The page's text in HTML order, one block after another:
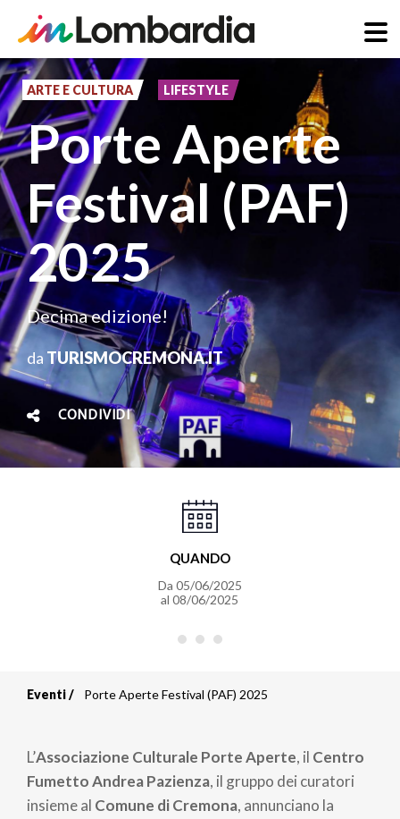
Salta
al
contenuto
principale
ARTE E CULTURA LIFESTYLE
Porte Aperte
Festival (PAF)
2025
Decima edizione!
da TURISMOCREMONA.IT
CONDIVIDI
QUANDO
Da 05/06/2025
al 08/06/2025
di
pane
Eventi Porte Aperte Festival (PAF) 2025
L’Associazione Culturale Porte Aperte, il Centro
Fumetto Andrea Pazienza, il gruppo dei curatori
insieme al Comune di Cremona, annunciano la